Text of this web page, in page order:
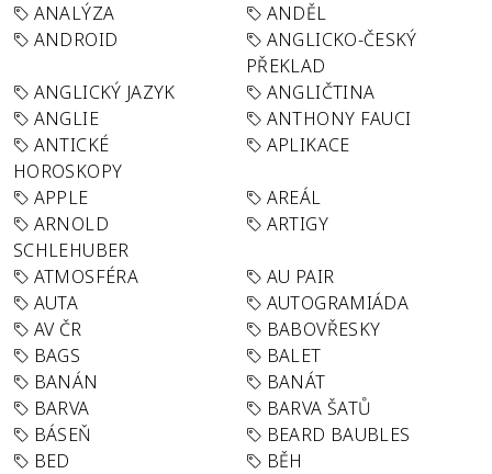
ANALÝZA
ANDĚL
ANDROID
ANGLICKO-ČESKÝ
PŘEKLAD
ANGLICKÝ JAZYK
ANGLIČTINA
ANGLIE
ANTHONY FAUCI
ANTICKÉ
HOROSKOPY
APLIKACE
APPLE
AREÁL
ARNOLD
SCHLEHUBER
ARTIGY
ATMOSFÉRA
AU PAIR
AUTA
AUTOGRAMIÁDA
AV ČR
BABOVŘESKY
BAGS
BALET
BANÁN
BANÁT
BARVA
BARVA ŠATŮ
BÁSEŇ
BEARD BAUBLES
BED
BĚH